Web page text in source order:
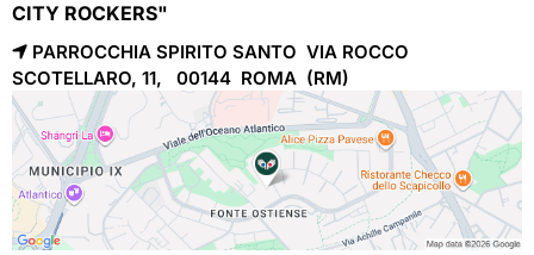
CITY ROCKERS"
PARROCCHIA SPIRITO SANTO VIA ROCCO
SCOTELLARO, 11, 00144 ROMA (RM)